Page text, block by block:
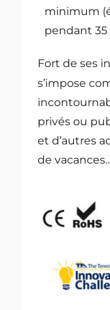
minimum
pendant 35
Fort de ses
s’impose
privés ou
et d’autres
de